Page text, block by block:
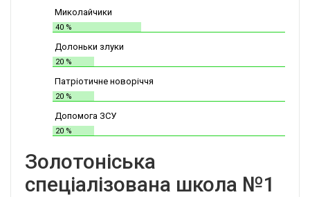
Миколайчики
40 %
Долоньки злуки
20 %
Патріотичне новоріччя
20 %
Допомога ЗСУ
20 %
Золотоніська
спеціалізована школа №1